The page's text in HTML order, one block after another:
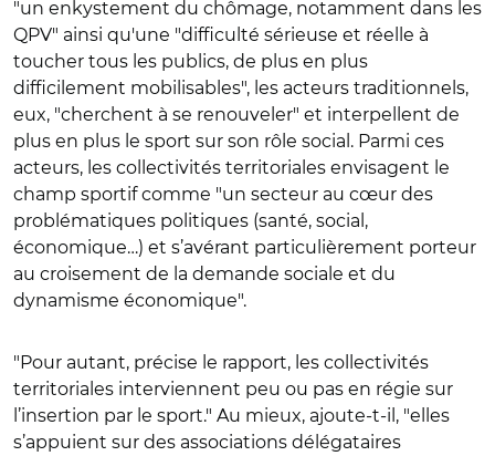
"un enkystement du chômage, notamment dans les
QPV" ainsi qu'une "difficulté sérieuse et réelle à
toucher tous les publics, de plus en plus
difficilement mobilisables", les acteurs traditionnels,
eux, "cherchent à se renouveler" et interpellent de
plus en plus le sport sur son rôle social. Parmi ces
acteurs, les collectivités territoriales envisagent le
champ sportif comme "un secteur au cœur des
problématiques politiques (santé, social,
économique…) et s’avérant particulièrement porteur
au croisement de la demande sociale et du
dynamisme économique".
"Pour autant, précise le rapport, les collectivités
territoriales interviennent peu ou pas en régie sur
l’insertion par le sport." Au mieux, ajoute-t-il, "elles
s’appuient sur des associations délégataires